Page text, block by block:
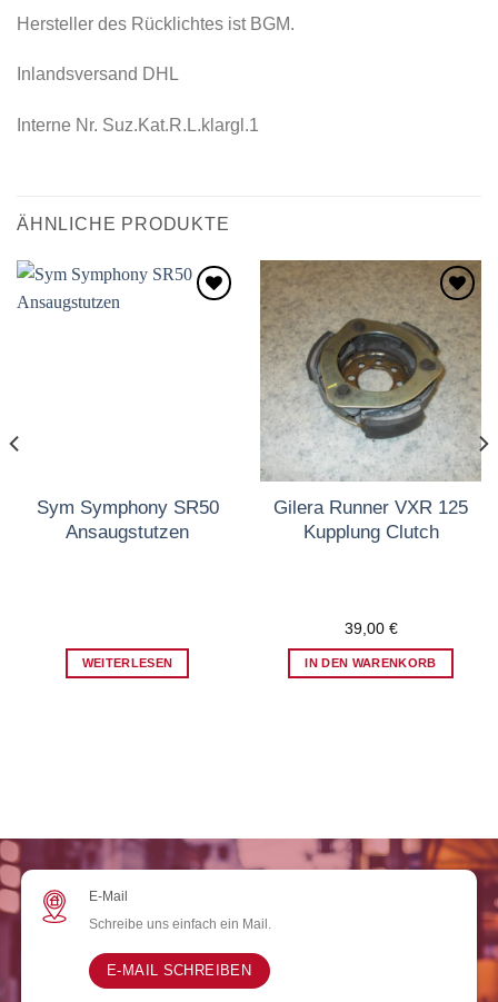
Hersteller des Rücklichtes ist BGM.
Inlandsversand DHL
Interne Nr. Suz.Kat.R.L.klargl.1
ÄHNLICHE PRODUKTE
Sym Symphony SR50
Ansaugstutzen
WEITERLESEN
Zum
Wunschzettel
hinzufügen
Gilera Runner VXR 125
Kupplung Clutch
39,00 €
IN DEN WARENKORB
E-Mail
Schreibe uns einfach ein Mail.
E-MAIL SCHREIBEN